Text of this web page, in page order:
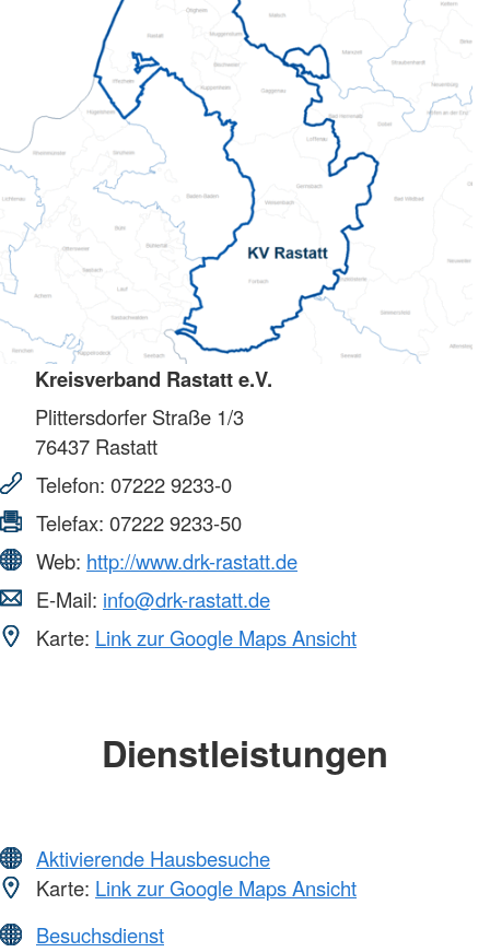
Kreisverband Rastatt e.V.
Plittersdorfer Straße 1/3
76437 Rastatt
Telefon: 07222 9233-0
Telefax: 07222 9233-50
Web: http://www.drk-rastatt.de
E-Mail: info@drk-rastatt.de
Karte: Link zur Google Maps Ansicht
Dienstleistungen
Aktivierende Hausbesuche
Karte: Link zur Google Maps Ansicht
Besuchsdienst